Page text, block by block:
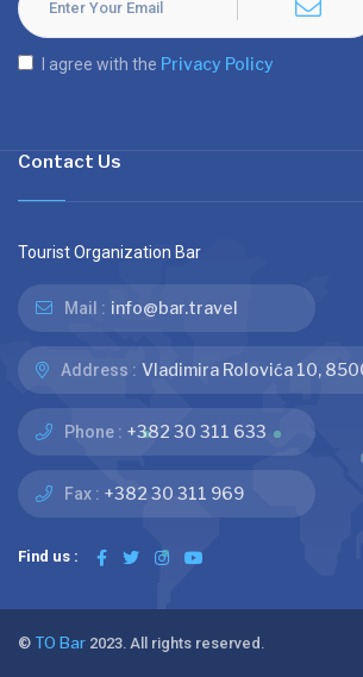
I agree with the Privacy Policy
Contact Us
Tourist Organization Bar
Mail : info@bar.travel
Address : Vladimira Rolovića 10,
Phone : +382 30 311 633
Fax : +382 30 311 969
Find us :
© TO Bar 2023. All rights reserved.